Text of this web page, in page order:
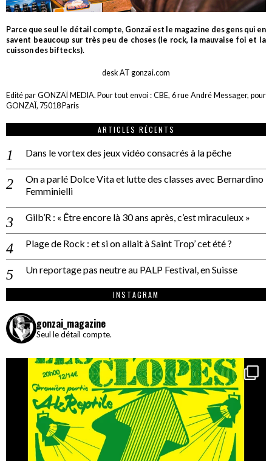
Parce que seul le détail compte, Gonzaï est le magazine des gens qui en
savent beaucoup sur très peu de choses (le rock, la mauvaise foi et la
cuisson des biftecks).
desk AT gonzai.com
Edité par GONZAÏ MEDIA. Pour tout envoi : CBE, 6 rue André Messager, pour
GONZAÏ, 75018 Paris
ARTICLES RÉCENTS
Dans le vortex des jeux vidéo consacrés à la pêche
On a parlé Dolce Vita et lutte des classes avec Bernardino
Femminielli
Gilb’R : « Être encore là 30 ans après, c’est miraculeux »
Plage de Rock : et si on allait à Saint Trop’ cet été ?
Un reportage pas neutre au PALP Festival, en Suisse
INSTAGRAM
gonzai_magazine
Seul le détail compte.